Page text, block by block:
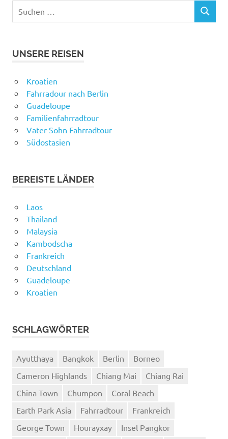
Suchen
SUCHEN
UNSERE REISEN
Kroatien
Fahrradour nach Berlin
Guadeloupe
Familienfahrradtour
Vater-Sohn Fahrradtour
Südostasien
BEREISTE LÄNDER
Laos
Thailand
Malaysia
Kambodscha
Frankreich
Deutschland
Guadeloupe
Kroatien
SCHLAGWÖRTER
Ayutthaya Bangkok Berlin
Borneo
Cameron Highlands
Chiang Mai
Chiang Rai
China Town
Chumpon
Coral Beach
Earth Park Asia
Fahrradtour
Frankreich
George Town
Hourayxay Insel Pangkor